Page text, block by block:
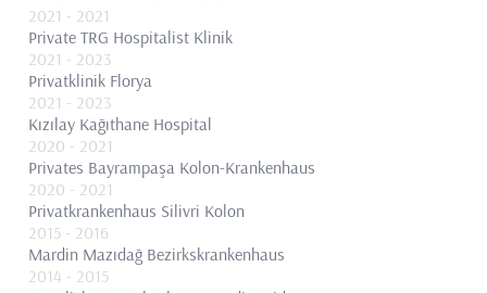
2021 - 2021
Private TRG Hospitalist Klinik
2021 - 2023
Privatklinik Florya
2021 - 2023
Kızılay Kağıthane Hospital
2020 - 2021
Privates Bayrampaşa Kolon-Krankenhaus
2020 - 2021
Privatkrankenhaus Silivri Kolon
2015 - 2016
Mardin Mazıdağ Bezirkskrankenhaus
2014 - 2015